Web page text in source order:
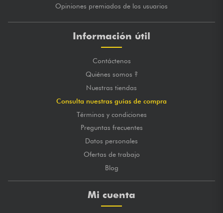
Opiniones premiados de los usuarios
Información útil
Contáctenos
Quiénes somos ?
Nuestras tiendas
Consulta nuestras guías de compra
Términos y condiciones
Preguntas frecuentes
Datos personales
Ofertas de trabajo
Blog
Mi cuenta